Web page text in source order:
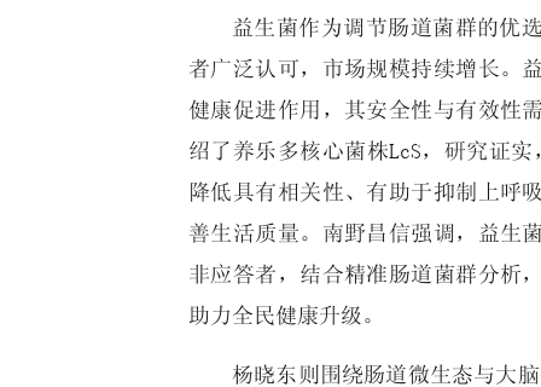
益生菌作为调节肠道菌群的优
者广泛认可，市场规模持续增长。
健康促进作用，其安全性与有效性
绍了养乐多核心菌株LcS，研究证
降低具有相关性、有助于抑制上呼
善生活质量。南野昌信强调，益生
非应答者，结合精准肠道菌群分析
助力全民健康升级。
杨晓东则围绕肠道微生态与大